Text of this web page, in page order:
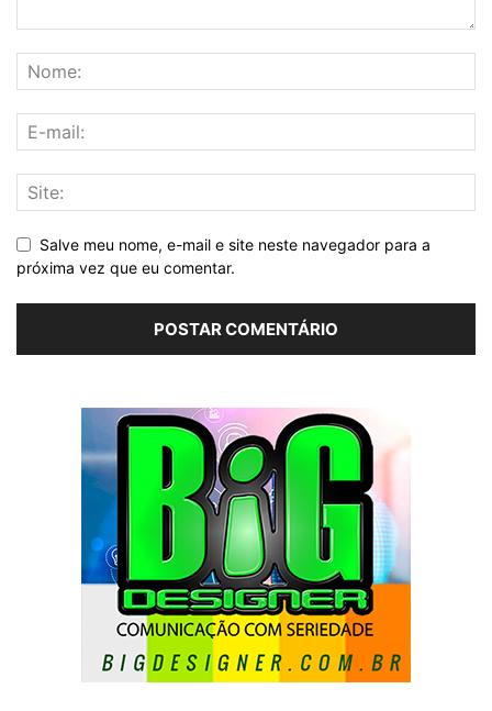
Salve meu nome, e-mail e site neste navegador para a
próxima vez que eu comentar.